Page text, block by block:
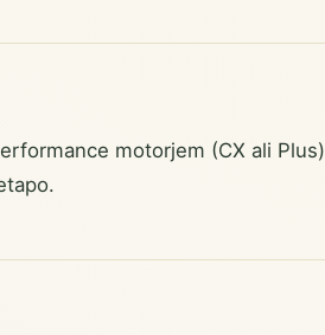
motorjem (CX ali Plus)